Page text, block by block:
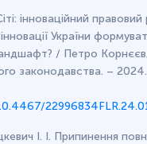
інноваційний
України
/ Петро
законодавства. –
І. І. Припинення